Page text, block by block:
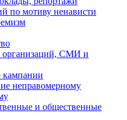
по мотиву ненависти
организаций, СМИ и
кампании
неправомерному
и общественные